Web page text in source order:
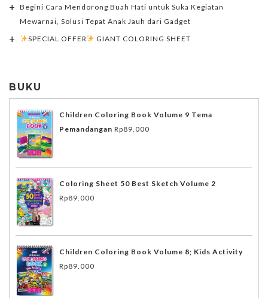
Begini Cara Mendorong Buah Hati untuk Suka Kegiatan
Mewarnai, Solusi Tepat Anak Jauh dari Gadget
SPECIAL OFFER
GIANT COLORING SHEET
BUKU
Children Coloring Book Volume 9 Tema
Pemandangan Rp89.000
Coloring Sheet 50 Best Sketch Volume 2
Rp89.000
Children Coloring Book Volume 8; Kids Activity
Rp89.000